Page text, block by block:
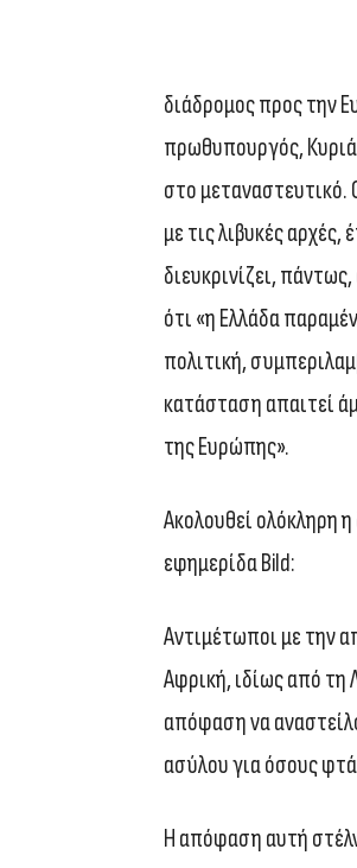
διάδρομος προς την
πρωθυπουργός,
στο μεταναστευτικό.
με τις λιβυκές
διευκρινίζει,
ότι «η Ελλάδα
πολιτική,
κατάσταση απαιτεί
της Ευρώπης».
Ακολουθεί ολόκληρη
εφημερίδα Bild:
Αντιμέτωποι με την
Αφρική, ιδίως από τη
απόφαση να
ασύλου για όσους
Η απόφαση αυτή